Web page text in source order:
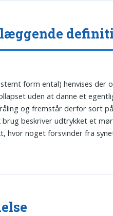
form ental) henvises der
uden at danne et
og fremstår derfor sort
beskriver udtrykket et
hvor noget forsvinder fra